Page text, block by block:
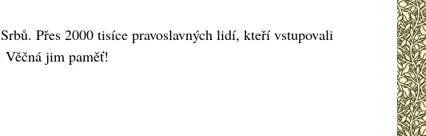
Přes 2000 tisíce pravoslavných lidí, kteří vstupovali
Věčná jim paměť!